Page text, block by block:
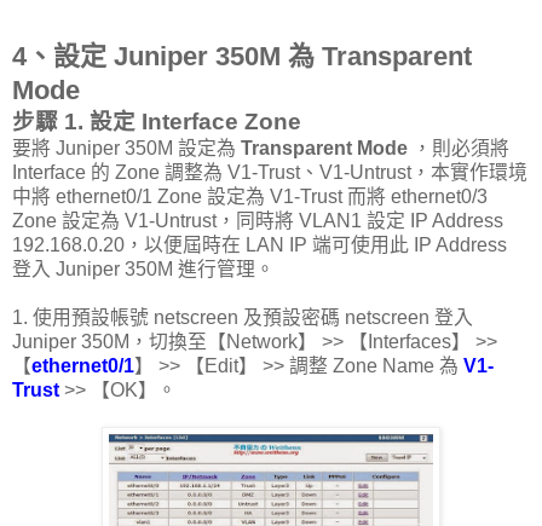
4、設定 Juniper 350M 為 Transparent
Mode
步驟 1. 設定 Interface Zone
要將 Juniper 350M 設定為 Transparent Mode ，則必須將
Interface 的 Zone 調整為 V1-Trust、V1-Untrust，本實作環境
中將 ethernet0/1 Zone 設定為 V1-Trust 而將 ethernet0/3
Zone 設定為 V1-Untrust，同時將 VLAN1 設定 IP Address
192.168.0.20，以便屆時在 LAN IP 端可使用此 IP Address
登入 Juniper 350M 進行管理。
1. 使用預設帳號 netscreen 及預設密碼 netscreen 登入
Juniper 350M，切換至【Network】 >> 【Interfaces】 >>
【ethernet0/1】 >> 【Edit】 >> 調整 Zone Name 為 V1-
Trust>> 【OK】。